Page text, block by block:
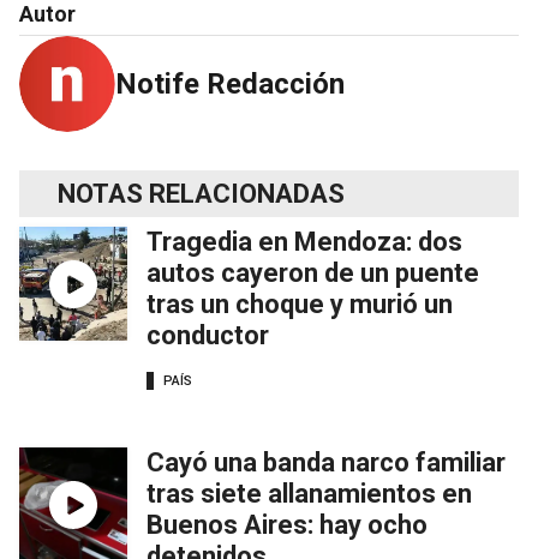
Autor
Notife Redacción
NOTAS RELACIONADAS
Tragedia en Mendoza: dos
autos cayeron de un puente
tras un choque y murió un
conductor
PAÍS
Cayó una banda narco familiar
tras siete allanamientos en
Buenos Aires: hay ocho